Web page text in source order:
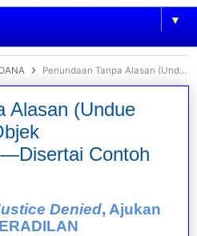
▼
Penundaan Tanpa Alasan (Undue Delay), menjadi Objek PRAPERADILAN—Disertai Contoh Preseden
Alasan (Undue
Contoh
Denied, Ajukan